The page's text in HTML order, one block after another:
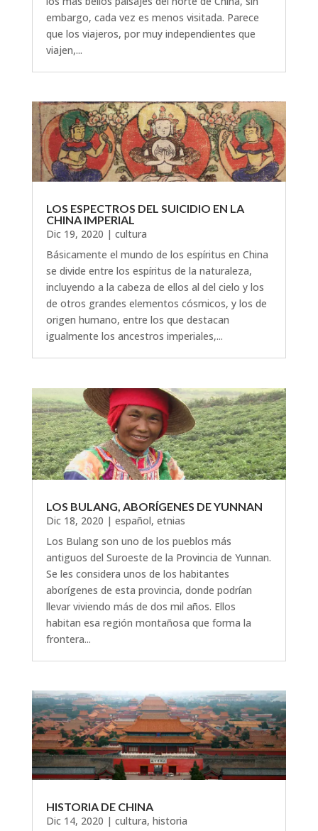
embargo, cada vez es menos visitada. Parece
que los viajeros, por muy independientes que
viajen,...
LOS ESPECTROS DEL SUICIDIO EN LA
CHINA IMPERIAL
Dic 19, 2020 | cultura
Básicamente el mundo de los espíritus en China
se divide entre los espíritus de la naturaleza,
incluyendo a la cabeza de ellos al del cielo y los
de otros grandes elementos cósmicos, y los de
origen humano, entre los que destacan
igualmente los ancestros imperiales,...
LOS BULANG, ABORÍGENES DE YUNNAN
Dic 18, 2020 | español, etnias
Los Bulang son uno de los pueblos más
antiguos del Suroeste de la Provincia de Yunnan.
Se les considera unos de los habitantes
aborígenes de esta provincia, donde podrían
llevar viviendo más de dos mil años. Ellos
habitan esa región montañosa que forma la
frontera...
HISTORIA DE CHINA
Dic 14, 2020 | cultura, historia